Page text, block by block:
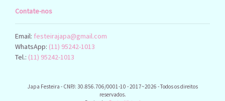
Metalizada
Cubomdf Cubos Cubos Girls
Cuboslegodecorativ
Display Display De Dino
Display Pvc Pikachu Display Spfc Display Spidey And
Escada
Contate-nos
Email: festeirajapa@gmail.com
WhatsApp: (11) 95242-1013
Tel.: (11) 95242-1013
Japa Festeira - CNPJ: 30.856.706/0001-10 - 2017~2026 - Todos os direitos
reservados.